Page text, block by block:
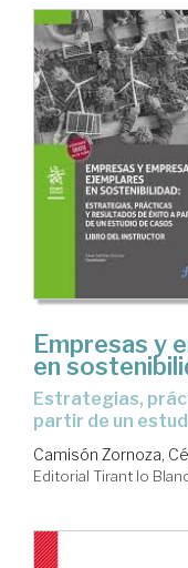
Empresas y
en
estrategias, prácticas y resultados de éxito a
partir de un
Camisón Zornoza,
Editorial Tirant lo